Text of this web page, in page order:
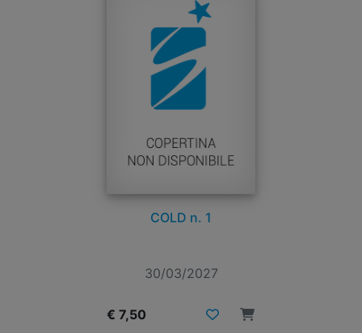
COLD n. 1
30/03/2027
€ 7,50